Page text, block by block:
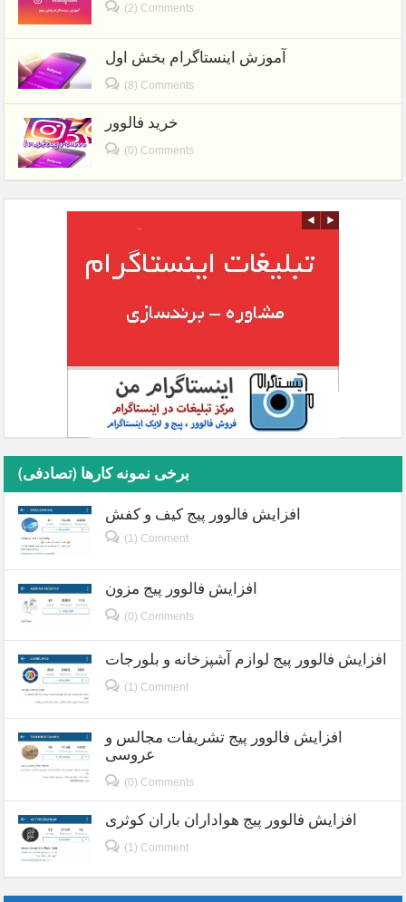
(2) Comments
آموزش اینستاگرام بخش اول
(8) Comments
خرید فالوور
(0) Comments
برخی نمونه کارها (تصادفی)
افزایش فالوور پیج کیف و کفش
(1) Comment
افزایش فالوور پیج مزون
(0) Comments
افزایش فالوور پیج لوازم آشپزخانه و بلورجات
(1) Comment
افزایش فالوور پیج تشریفات مجالس و
عروسی
(0) Comments
افزایش فالوور پیج هواداران باران کوثری
(1) Comment